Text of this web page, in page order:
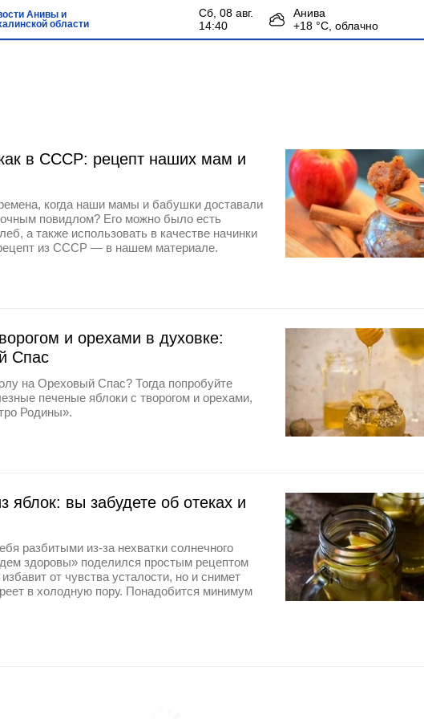
Анивы и
области
сб, 08 авг.
14:40
Анива
+18 °С, облачно
в СССР: рецепт наших мам и
когда наши мамы и бабушки доставали
повидлом? Его можно было есть
а также использовать в качестве начинки
из СССР — в нашем материале.
и орехами в духовке:
Спас
на Ореховый Спас? Тогда попробуйте
печеные яблоки с творогом и орехами,
Родины».
яблок: вы забудете об отеках и
разбитыми из-за нехватки солнечного
здоровы» поделился простым рецептом
от чувства усталости, но и снимет
в холодную пору. Понадобится минимум